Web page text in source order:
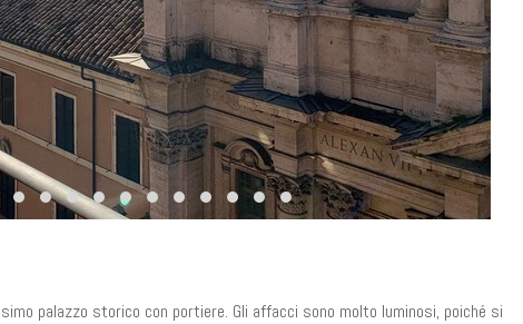
palazzo storico con portiere. Gli affacci sono molto luminosi, poiché si